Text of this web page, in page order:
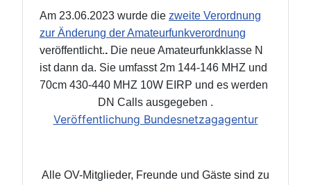
Am 23.06.2023 wurde die zweite Verordnung
zur Änderung der Amateurfunkverordnung
veröffentlicht.. Die neue Amateurfunkklasse N
ist dann da. Sie umfasst 2m 144-146 MHZ und
70cm 430-440 MHZ 10W EIRP und es werden
DN Calls ausgegeben .
Veröffentlichung Bundesnetzagagentur
Alle OV-Mitglieder, Freunde und Gäste sind zu